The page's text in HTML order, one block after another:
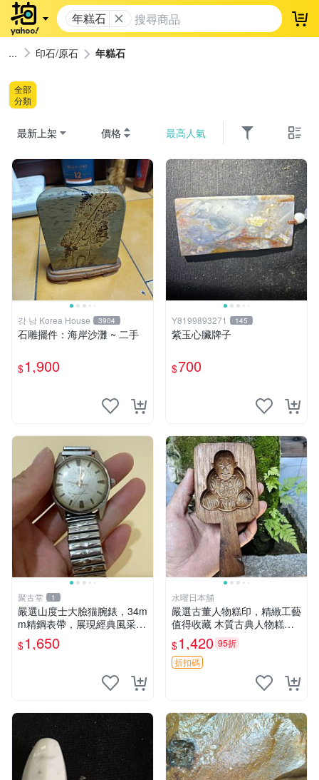
年糕石 登
印石/原石 年糕石
全部
分類
最新上架 價格 最高人氣
강 남 Korea House 3904
石雕擺件：海岸沙灘 ~ 二手
$1,900
Y8199893271 145
紫玉心臟牌子
$700
聚古堂 1
嚴選山度士大臉猫腕錶，34m
m精鋼表帶，展現經典風采
瑞士製表藝術，品味之選 古
董錶 腕錶收藏
$1,650
水曜日本舖
嚴選古董人物糕印，精緻工藝
值得收藏 木質古典人物糕
模，復古設計令人愛不釋手
老式糕點模具 古玩收藏
$1,420 95折
折扣碼